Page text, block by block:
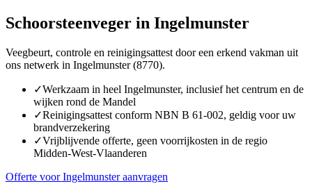
Schoorsteenveger in Ingelmunster
Veegbeurt, controle en reinigingsattest door een erkend vakman uit
ons netwerk in Ingelmunster (8770).
✓Werkzaam in heel Ingelmunster, inclusief het centrum en de
wijken rond de Mandel
✓Reinigingsattest conform NBN B 61-002, geldig voor uw
brandverzekering
✓Vrijblijvende offerte, geen voorrijkosten in de regio
Midden-West-Vlaanderen
Offerte voor Ingelmunster aanvragen